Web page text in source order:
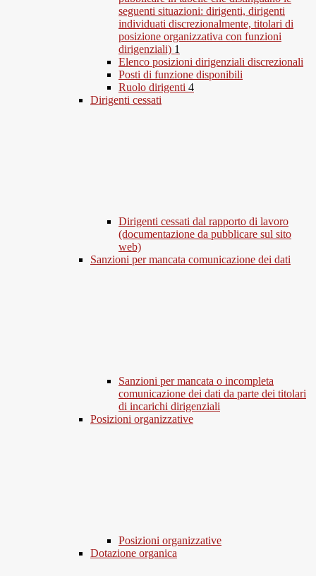
seguenti situazioni: dirigenti, dirigenti
individuati discrezionalmente, titolari di
posizione organizzativa con funzioni
dirigenziali) 1
Elenco posizioni dirigenziali discrezionali
Posti di funzione disponibili
Ruolo dirigenti 4
Dirigenti cessati
Dirigenti cessati dal rapporto di lavoro
(documentazione da pubblicare sul sito
web)
Sanzioni per mancata comunicazione dei dati
Sanzioni per mancata o incompleta
comunicazione dei dati da parte dei titolari
di incarichi dirigenziali
Posizioni organizzative
Posizioni organizzative
Dotazione organica